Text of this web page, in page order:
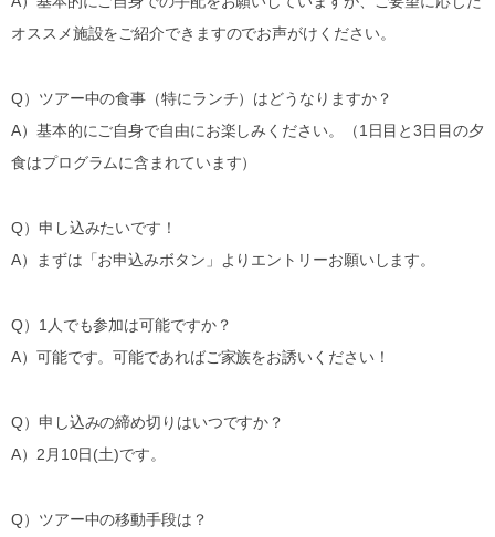
オススメ施設をご紹介できますのでお声がけください。
Q）ツアー中の食事（特にランチ）はどうなりますか？
A）基本的にご自身で自由にお楽しみください。（1日目と3日目の夕
食はプログラムに含まれています）
Q）申し込みたいです！
A）まずは「お申込みボタン」よりエントリーお願いします。
Q）1人でも参加は可能ですか？
A）可能です。可能であればご家族をお誘いください！
Q）申し込みの締め切りはいつですか？
A）2月10日(土)です。
Q）ツアー中の移動手段は？